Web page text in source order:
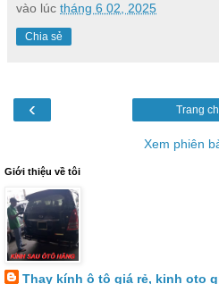
vào lúc tháng 6 02, 2025
Chia sẻ
‹ Trang
Xem phiên
Giới thiệu về tôi
Thay kính ô tô giá rẻ, kinh oto